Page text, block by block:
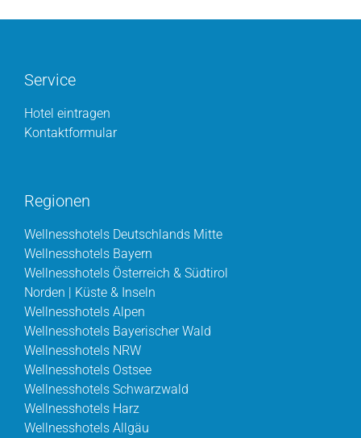
Service
Hotel eintragen
Kontaktformular
Regionen
Wellnesshotels Deutschlands Mitte
Wellnesshotels Bayern
Wellnesshotels Österreich & Südtirol
Norden | Küste & Inseln
Wellnesshotels Alpen
Wellnesshotels Bayerischer Wald
Wellnesshotels NRW
Wellnesshotels Ostsee
Wellnesshotels Schwarzwald
Wellnesshotels Harz
Wellnesshotels Allgäu